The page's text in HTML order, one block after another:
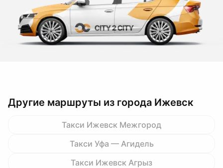
Другие маршруты из города Ижевск
Такси Ижевск Межгород
Такси Уфа — Агидель
Такси Ижевск Агрыз